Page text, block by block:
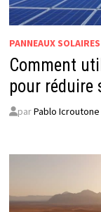
PANNEAUX SOLAIRES
Comment
pour réduire
parPablo Icroutone